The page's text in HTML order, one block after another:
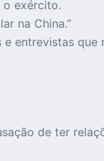
o exército.
na China.”
entrevistas
de ter